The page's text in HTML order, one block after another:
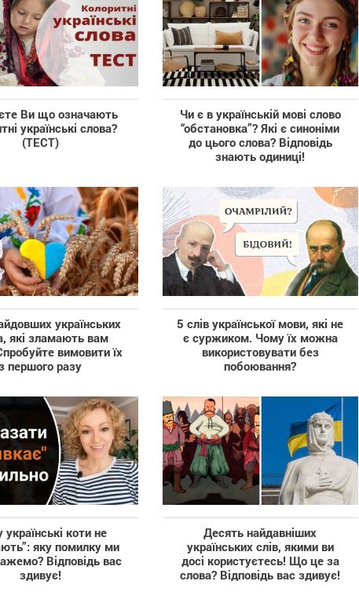
Ви що означають
українські слова?
(ТЕСТ)
Чи є в українській мові слово
“обстановка”? Які є синоніми
до цього слова? Відповідь
знають одиниці!
українських
які зламають вам
вимовити їх
першого разу
5 слів української мови, які не
є суржиком. Чому їх можна
використовувати без
побоювання?
коти не
яку помилку ми
Відповідь вас
здивує!
Десять найдавніших
українських слів, якими ви
досі користуєтесь! Що це за
слова? Відповідь вас здивує!